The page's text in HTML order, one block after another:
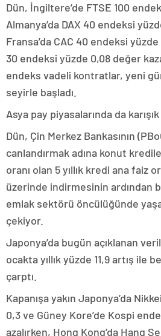
Dün, İngiltere’de FTSE 100
Almanya’da DAX 40 endeksi
Fransa’da CAC 40 endeksi
30 endeksi yüzde 0,08 değer
endeks vadeli kontratlar, yeni
seyirle başladı.
Asya pay piyasalarında da
Dün, Çin Merkez Bankasının
canlandırmak adına konut
oranı olan 5 yıllık kredi ana faiz
üzerinde indirmesinin ardından
emlak sektörü öncülüğünde
çekiyor.
Japonya’da bugün açıklanan
ocakta yıllık yüzde 11,9 artış ile
çarptı.
Kapanışa yakın Japonya’da
0,3 ve Güney Kore’de Kospi
azalırken, Hong Kong’da Hang